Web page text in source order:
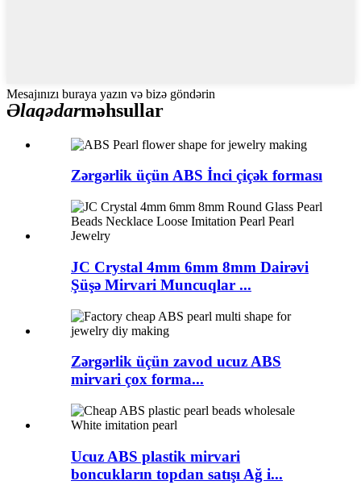
Mesajınızı buraya yazın və bizə göndərin
Əlaqədarməhsullar
Zərgərlik üçün ABS İnci çiçək forması
JC Crystal 4mm 6mm 8mm Dairəvi
Şüşə Mirvari Muncuqlar ...
Zərgərlik üçün zavod ucuz ABS
mirvari çox forma...
Ucuz ABS plastik mirvari
boncukların topdan satışı Ağ i...